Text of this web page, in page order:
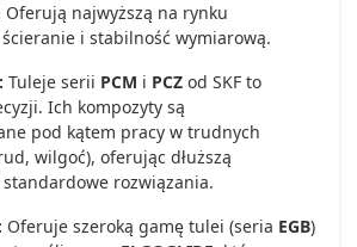
najwyższą na rynku
i stabilność wymiarową.
Tuleje serii PCM i PCZ od SKF to
Ich kompozyty są
pod kątem pracy w trudnych
wilgoć), oferując dłuższą
rozwiązania.
Oferuje szeroką gamę tulei (seria EGB)